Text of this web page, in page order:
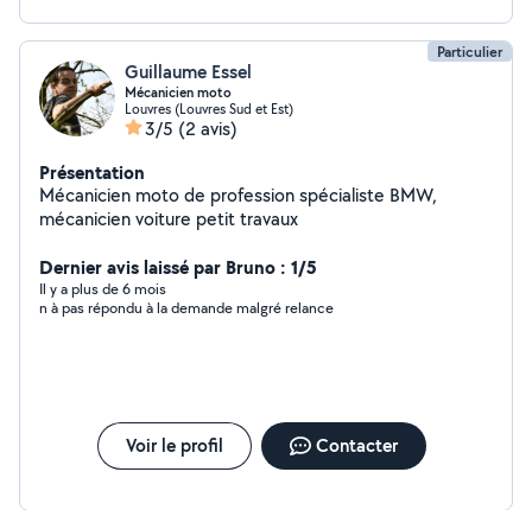
Particulier
Guillaume Essel
Mécanicien moto
Louvres (Louvres Sud et Est)
3/5 (2 avis)
Présentation
Mécanicien moto de profession spécialiste BMW,
mécanicien voiture petit travaux
Dernier avis laissé par Bruno : 1/5
Il y a plus de 6 mois
n à pas répondu à la demande malgré relance
Voir le profil Contacter